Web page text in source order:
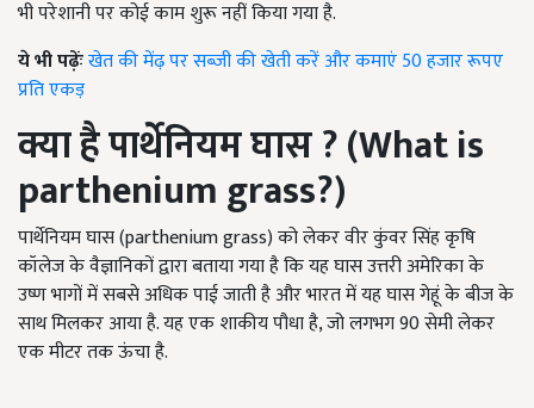
भी परेशानी पर कोई काम शुरू नहीं किया गया है.
ये भी पढ़ेंःखेत की मेंढ़ पर सब्जी की खेती करें और कमाएं 50 हजार रूपए
प्रति एकड़
क्या है पार्थेनियम घास? (What is
parthenium grass?)
पार्थेनियम घास (parthenium grass) को लेकर वीर कुंवर सिंह कृषि
कॉलेज के वैज्ञानिकों द्वारा बताया गया है कि यह घास उत्तरी अमेरिका के
उष्ण भागों में सबसे अधिक पाई जाती है और भारत में यह घास गेहूं के बीज के
साथ मिलकर आया है. यह एक शाकीय पौधा है, जो लगभग 90 सेमी लेकर
एक मीटर तक ऊंचा है.